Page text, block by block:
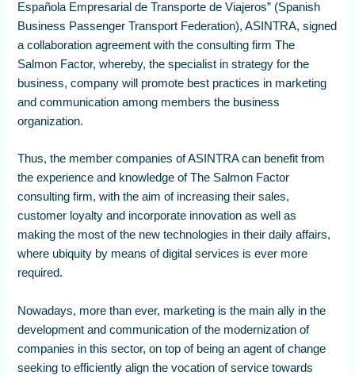
Española Empresarial de Transporte de Viajeros” (Spanish
Business Passenger Transport Federation), ASINTRA, signed
a collaboration agreement with the consulting firm The
Salmon Factor, whereby, the specialist in strategy for the
business, company will promote best practices in marketing
and communication among members the business
organization.
Thus, the member companies of ASINTRA can benefit from
the experience and knowledge of The Salmon Factor
consulting firm, with the aim of increasing their sales,
customer loyalty and incorporate innovation as well as
making the most of the new technologies in their daily affairs,
where ubiquity by means of digital services is ever more
required.
Nowadays, more than ever, marketing is the main ally in the
development and communication of the modernization of
companies in this sector, on top of being an agent of change
seeking to efficiently align the vocation of service towards